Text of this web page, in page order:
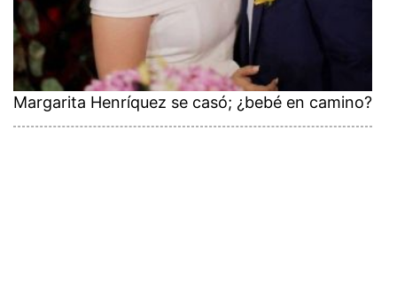
Margarita Henríquez se casó; ¿bebé en camino?